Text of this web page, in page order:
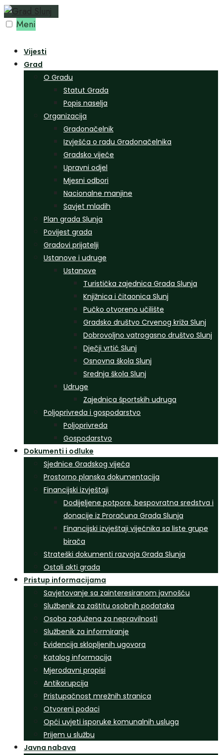
Preskoči
na Meni
Vijesti
Grad
O Gradu
Statut Grada
Popis naselja
Organizacija
Gradonačelnik
Izvješća o radu Gradonačelnika
Gradsko vijeće
Upravni odjel
Mjesni odbori
Nacionalne manjine
Savjet mladih
Plan grada Slunja
Povijest grada
Gradovi prijatelji
Ustanove i udruge
Ustanove
Turistička zajednica Grada Slunja
Knjižnica i čitaonica Slunj
Pučko otvoreno učilište
Gradsko društvo Crvenog križa Slunj
Dobrovoljno vatrogasno društvo Slunj
Dječji vrtić Slunj
Osnovna škola Slunj
Srednja škola Slunj
Udruge
Zajednica športskih udruga
Poljoprivreda i gospodarstvo
Poljoprivreda
Gospodarstvo
Dokumenti i odluke
Sjednice Gradskog vijeća
Prostorno planska dokumentacija
Financijski izvještaji
Dodijeljene potpore, bespovratna sredstva i
donacije iz Proračuna Grada Slunja
Financijski izvještaji vijećnika sa liste grupe
birača
Strateški dokumenti razvoja Grada Slunja
Ostali akti grada
Pristup informacijama
Savjetovanje sa zainteresiranom javnošću
Službenik za zaštitu osobnih podataka
Osoba zadužena za nepravilnosti
Službenik za informiranje
Evidencija sklopljenih ugovora
Katalog informacija
Mjerodavni propisi
Antikorupcija
Pristupačnost mrežnih stranica
Otvoreni podaci
Opći uvjeti isporuke komunalnih usluga
Prijem u službu
Javna nabava